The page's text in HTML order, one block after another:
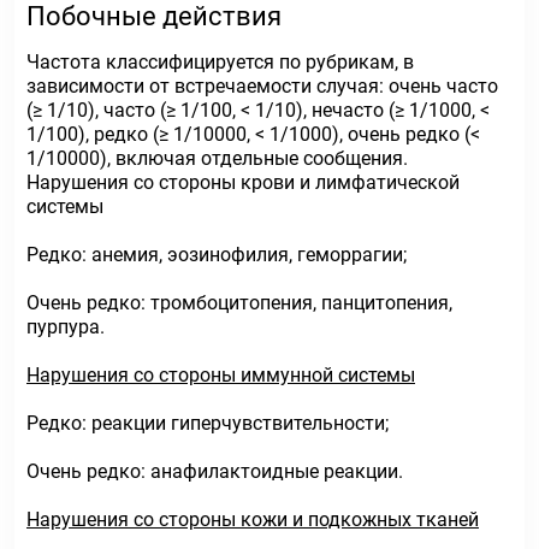
Побочные действия
Частота классифицируется по рубрикам, в
зависимости от встречаемости случая: очень часто
(≥ 1/10), часто (≥ 1/100, < 1/10), нечасто (≥ 1/1000, <
1/100), редко (≥ 1/10000, < 1/1000), очень редко (<
1/10000), включая отдельные сообщения.
Нарушения со стороны крови и лимфатической
системы
Редко: анемия, эозинофилия, геморрагии;
Очень редко: тромбоцитопения, панцитопения,
пурпура.
Нарушения со стороны иммунной системы
Редко: реакции гиперчувствительности;
Очень редко: анафилактоидные реакции.
Нарушения со стороны кожи и подкожных тканей